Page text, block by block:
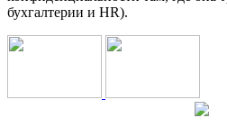
бухгалтерии и HR).